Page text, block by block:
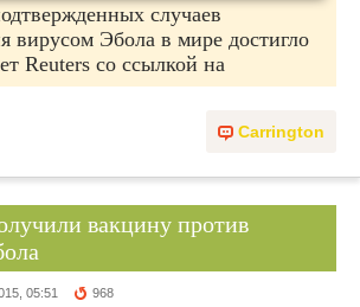
случаев
вирусом Эбола в мире достигло
Reuters со ссылкой на
Carrington
вакцину против
05:51 968